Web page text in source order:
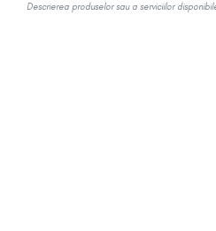
Descrierea produselor sau a serviciilor